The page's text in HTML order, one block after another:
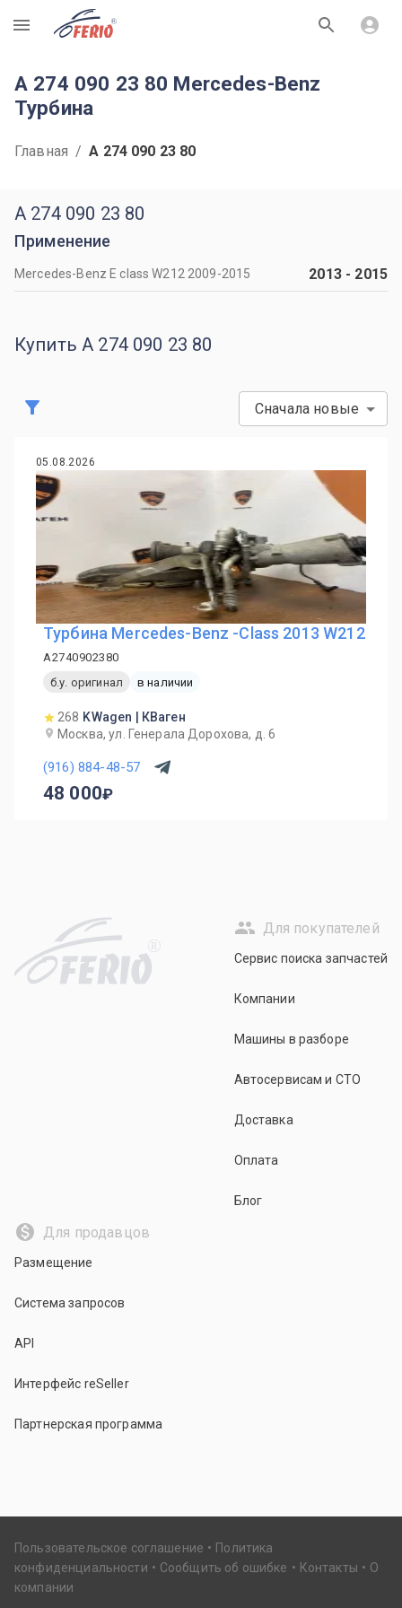
R
A 274 090 23 80 Mercedes-Benz
Турбина
Главная / A 274 090 23 80
A 274 090 23 80
Применение
Mercedes-Benz E class W212 2009-2015 2013- 2015
Купить A 274 090 23 80
Сначала новые
05.08.2026
Турбина Mercedes-Benz -Class 2013 W212
A2740902380
б.у. оригинал
в наличии
268 KWagen | КВаген
Москва, ул. Генерала Дорохова, д. 6
(916) 884-48-57
48 000
R
Для покупателей
Сервис поиска запчастей
Компании
Машины в разборе
Автосервисам и СТО
Доставка
Оплата
Блог
Для продавцов
Размещение
Система запросов
API
Интерфейс reSeller
Партнерская программа
Пользовательское соглашение
Политика
конфиденциальности
Сообщить об ошибке Контакты
О
компании